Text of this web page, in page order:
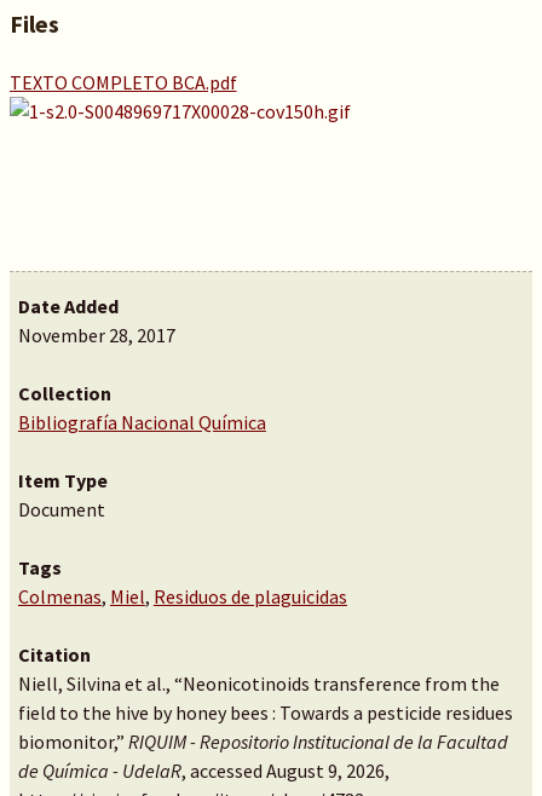
Files
TEXTO COMPLETO BCA.pdf
Date Added
November 28, 2017
Collection
Bibliografía Nacional Química
Item Type
Document
Tags
Colmenas, Miel, Residuos de plaguicidas
Citation
Niell, Silvina et al., “Neonicotinoids transference from the
field to the hive by honey bees : Towards a pesticide residues
biomonitor,” RIQUIM - Repositorio Institucional de la Facultad
de Química - UdelaR, accessed August 9, 2026,